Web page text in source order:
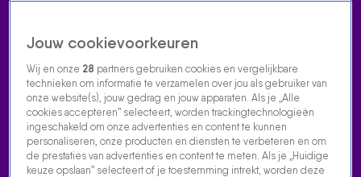
HomeRadio luisteren 538 dj's Shows Muziek EvenementenActies
VOLG RADIO 538
Jouw cookievoorkeuren
Wij en onze 28 partners gebruiken cookies en vergelijkbare
technieken om informatie te verzamelen over jou als gebruiker van
onze website(s), jouw gedrag en jouw apparaten. Als je „Alle
cookies accepteren” selecteert, worden trackingtechnologieën
ingeschakeld om onze advertenties en content te kunnen
personaliseren, onze producten en diensten te verbeteren en om
de prestaties van advertenties en content te meten. Als je „Huidige
keuze opslaan” selecteert of je toestemming intrekt, worden deze